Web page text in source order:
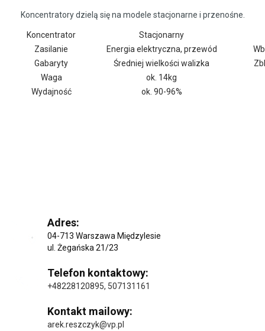
Koncentratory dzielą się na modele stacjonarne i przenośne.
Koncentrator
Stacjonarny
Zasilanie
Energia elektryczna, przewód
Gabaryty
Średniej wielkości walizka
Waga
ok. 14kg
Wydajność
ok. 90-96%
Adres:
04-713 Warszawa Międzylesie
ul. Żegańska 21/23
Telefon kontaktowy:
+48228120895, 507131161
Kontakt mailowy:
arek.reszczyk@vp.pl